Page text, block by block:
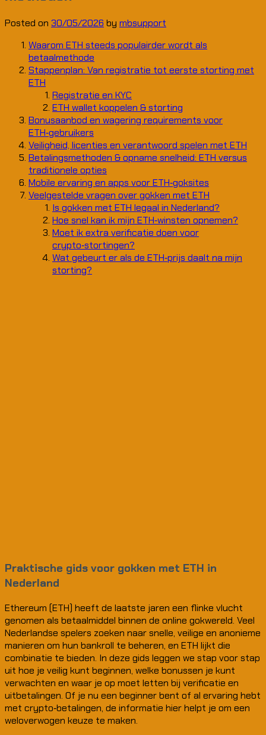
Posted on 30/05/2026 by mbsupport
Waarom ETH steeds populairder wordt als
betaalmethode
Stappenplan: Van registratie tot eerste storting met
ETH
Registratie en KYC
ETH wallet koppelen & storting
Bonusaanbod en wagering requirements voor
ETH‑gebruikers
Veiligheid, licenties en verantwoord spelen met ETH
Betalingsmethoden & opname snelheid: ETH versus
traditionele opties
Mobile ervaring en apps voor ETH‑goksites
Veelgestelde vragen over gokken met ETH
Is gokken met ETH legaal in Nederland?
Hoe snel kan ik mijn ETH‑winsten opnemen?
Moet ik extra verificatie doen voor
crypto‑stortingen?
Wat gebeurt er als de ETH‑prijs daalt na mijn
storting?
Praktische gids voor gokken met ETH in
Nederland
Ethereum (ETH) heeft de laatste jaren een flinke vlucht
genomen als betaalmiddel binnen de online gokwereld. Veel
Nederlandse spelers zoeken naar snelle, veilige en anonieme
manieren om hun bankroll te beheren, en ETH lijkt die
combinatie te bieden. In deze gids leggen we stap voor stap
uit hoe je veilig kunt beginnen, welke bonussen je kunt
verwachten en waar je op moet letten bij verificatie en
uitbetalingen. Of je nu een beginner bent of al ervaring hebt
met crypto‑betalingen, de informatie hier helpt je om een
weloverwogen keuze te maken.